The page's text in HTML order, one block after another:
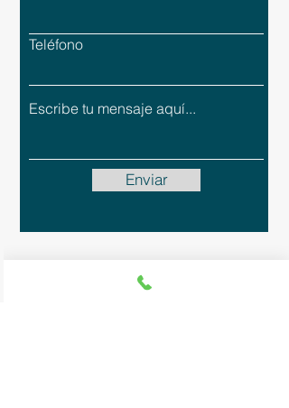
Teléfono
Enviar